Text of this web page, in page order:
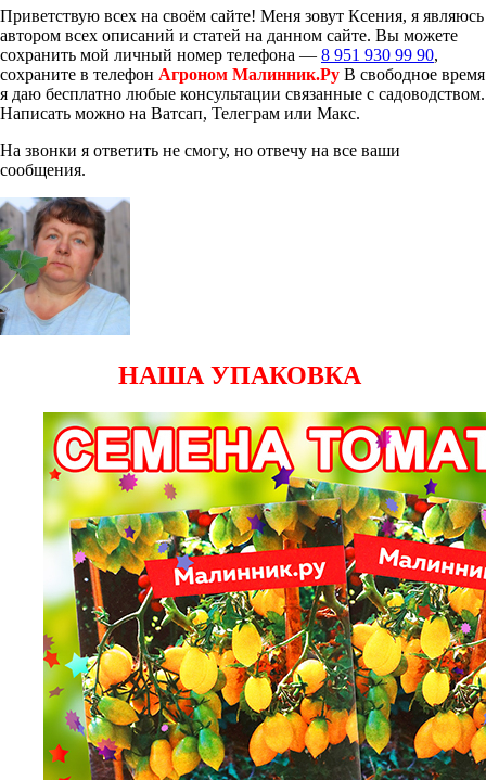
Приветствую всех на своём сайте! Меня зовут Ксения, я являюсь
автором всех описаний и статей на данном сайте. Вы можете
сохранить мой личный номер телефона — 8 951 930 99 90,
сохраните в телефон Агроном Малинник.Ру В свободное время
я даю бесплатно любые консультации связанные с садоводством.
Написать можно на Ватсап, Телеграм или Макс.
На звонки я ответить не смогу, но отвечу на все ваши
сообщения.
НАША УПАКОВКА